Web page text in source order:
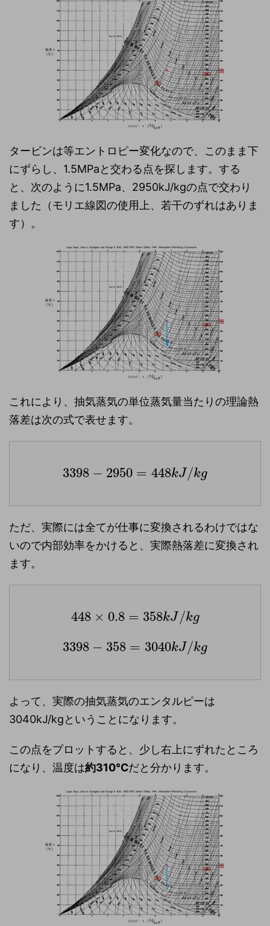
タービンは等エントロピー変化なので、このまま下
にずらし、1.5MPaと交わる点を探します。する
と、次のように1.5MPa、2950kJ/kgの点で交わり
ました（モリエ線図の使用上、若干のずれはありま
す）。
これにより、抽気蒸気の単位蒸気量当たりの理論熱
落差は次の式で表せます。
3398 − 2950 = 448kJ/kg
ただ、実際には全てが仕事に変換されるわけではな
いので内部効率をかけると、実際熱落差に変換され
ます。
448 × 0.8 = 358kJ/kg
3398 − 358 = 3040kJ/kg
よって、実際の抽気蒸気のエンタルピーは
3040kJ/kgということになります。
この点をプロットすると、少し右上にずれたところ
になり、温度は約310℃だと分かります。